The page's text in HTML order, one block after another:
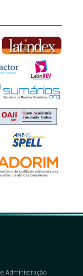
Administração